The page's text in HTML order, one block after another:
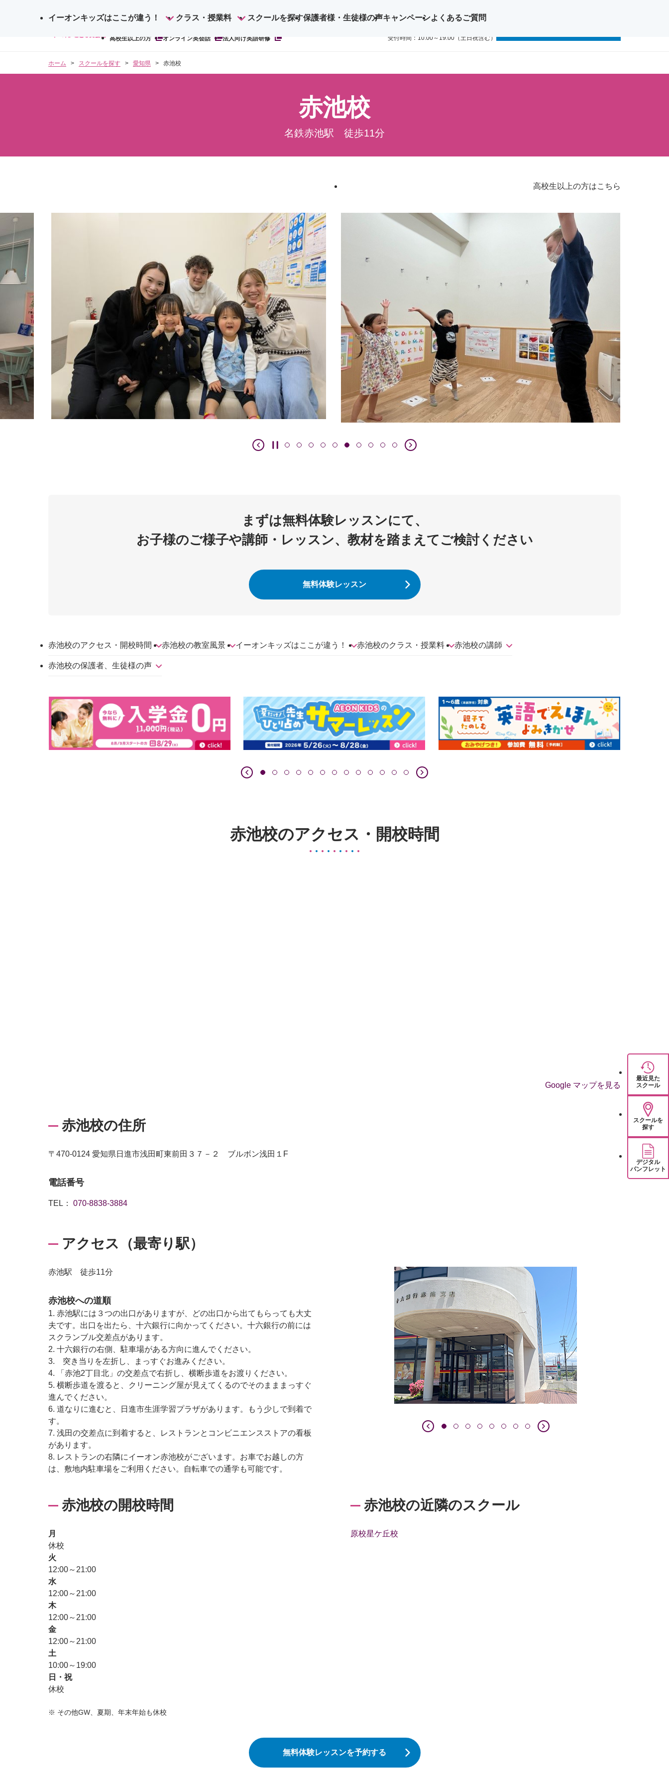
サ
ト
検
索
高校生以上の方 オンライン英会話 法人向け英語研修
ご予約・お問い合わせ
受付時間：10:00～19:00（土日祝含む）
イーオンキッズはここが違う！ クラス・授業料 スクールを探す保護者様・生徒様の声キャンペーンよくあるご質問
最近見た
スクール
スクールを
探す
デジタル
パンフレット
ホーム スクールを探す 愛知県 赤池校
赤池校
名鉄赤池駅 徒歩11分
高校生以上の方はこちら
まずは無料体験レッスンにて、
お子様のご様子や講師・レッスン、教材を踏まえてご検討ください
無料体験レッスン
赤池校のアクセス・開校時間 赤池校の教室風景 イーオンキッズはここが違う！ 赤池校のクラス・授業料 赤池校の講師
赤池校の保護者、生徒様の声
赤池校のアクセス・開校時間
Google マップを見る
赤池校の住所
〒470-0124 愛知県日進市浅田町東前田３７－２ ブルボン浅田１F
電話番号
TEL： 070-8838-3884
アクセス（最寄り駅）
赤池駅 徒歩11分
赤池校への道順
1. 赤池駅には３つの出口がありますが、どの出口から出てもらっても大丈
夫です。出口を出たら、十六銀行に向かってください。十六銀行の前には
スクランブル交差点があります。
2. 十六銀行の右側、駐車場がある方向に進んでください。
3. 突き当りを左折し、まっすぐお進みください。
4. 「赤池2丁目北」の交差点で右折し、横断歩道をお渡りください。
5. 横断歩道を渡ると、クリーニング屋が見えてくるのでそのまままっすぐ
進んでください。
6. 道なりに進むと、日進市生涯学習プラザがあります。もう少しで到着で
す。
7. 浅田の交差点に到着すると、レストランとコンビニエンスストアの看板
があります。
8. レストランの右隣にイーオン赤池校がございます。お車でお越しの方
は、敷地内駐車場をご利用ください。自転車での通学も可能です。
赤池校の開校時間
月
休校
火
12:00～21:00
水
12:00～21:00
木
12:00～21:00
金
12:00～21:00
土
10:00～19:00
日・祝
休校
※ その他GW、夏期、年末年始も休校
赤池校の近隣のスクール
原校星ケ丘校
無料体験レッスンを予約する